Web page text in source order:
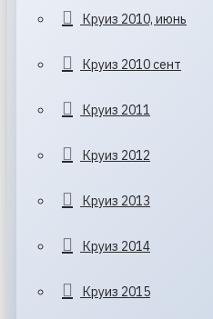
Круиз 2010, июнь
Круиз 2010 сент
Круиз 2011
Круиз 2012
Круиз 2013
Круиз 2014
Круиз 2015